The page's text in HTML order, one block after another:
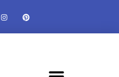
n
t
i
t